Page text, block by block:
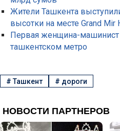
Жители Ташкента
высотки на месте Grand Mir
Первая женщина-
ташкентском метро
#Ташкент # дороги